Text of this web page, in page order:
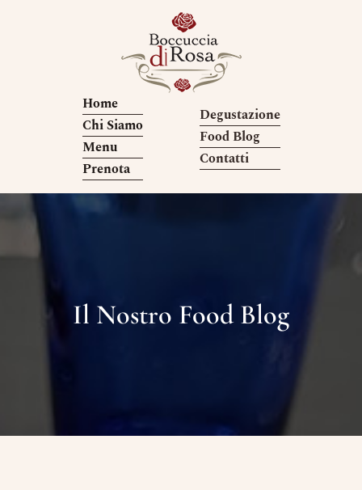
Home
Chi Siamo
Menu
Prenota
Degustazione
Food Blog
Contatti
Il Nostro Food Blog